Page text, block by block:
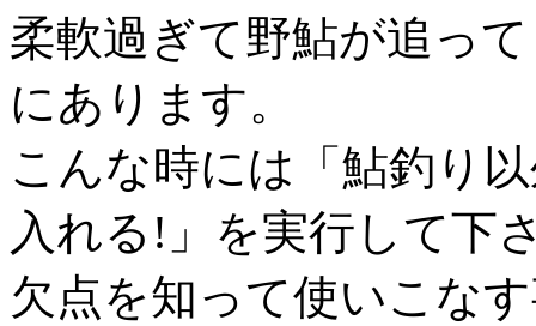
柔軟過ぎて野鮎が追っ
にあります。
こんな時には「鮎釣り
入れる!」を実行して下
欠点を知って使いこな